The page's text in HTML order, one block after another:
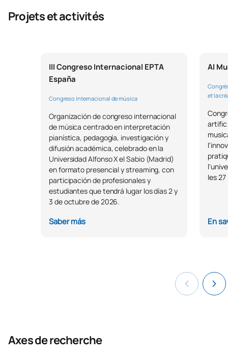
Projets et activités
III Congreso Internacional EPTA
España
Congreso Internacional de música
Organización de congreso internacional
de música centrado en interpretación
pianística, pedagogía, investigación y
difusión académica, celebrado en la
Universidad Alfonso X el Sabio (Madrid)
en formato presencial y streaming, con
participación de profesionales y
estudiantes que tendrá lugar los días 2 y
3 de octubre de 2026.
Saber más
AI
et la
les
En
Axes de recherche